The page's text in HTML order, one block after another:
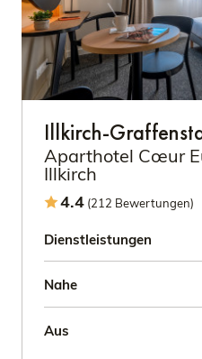
Illkirch-
Aparthotel Cœur
Illkirch
4.4 (212 Bewertungen)
Dienstleistungen
Nahe
Aus